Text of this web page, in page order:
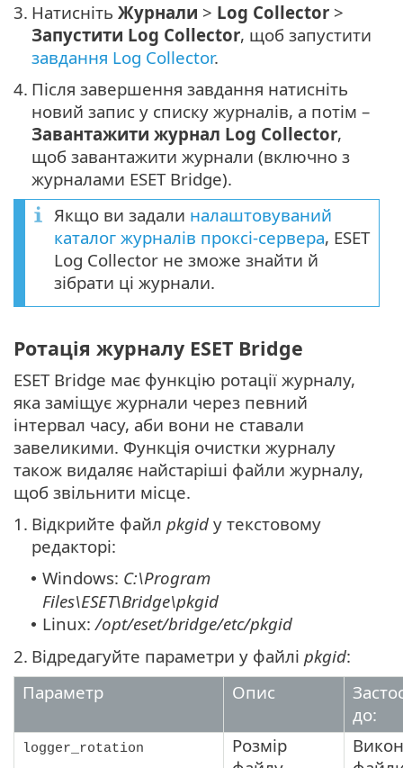
3. Натисніть Журнали > Log Collector >
Запустити Log Collector, щоб запустити
завдання Log Collector.
4. Після завершення завдання натисніть
новий запис у списку журналів, а потім –
Завантажити журнал Log Collector,
щоб завантажити журнали (включно з
журналами ESET Bridge).
Якщо ви задали налаштовуваний
каталог журналів проксі-сервера, ESET
Log Collector не зможе знайти й
зібрати ці журнали.
Ротація журналу ESET Bridge
ESET Bridge має функцію ротації журналу,
яка заміщує журнали через певний
інтервал часу, аби вони не ставали
завеликими. Функція очистки журналу
також видаляє найстаріші файли журналу,
щоб звільнити місце.
1. Відкрийте файл pkgid у текстовому
редакторі:
• Windows: C:\Program
Files\ESET\Bridge\pkgid
• Linux: /opt/eset/bridge/etc/pkgid
2. Відредагуйте параметри у файлі pkgid:
Параметр
Опис
до:
logger_rotation
Розмір